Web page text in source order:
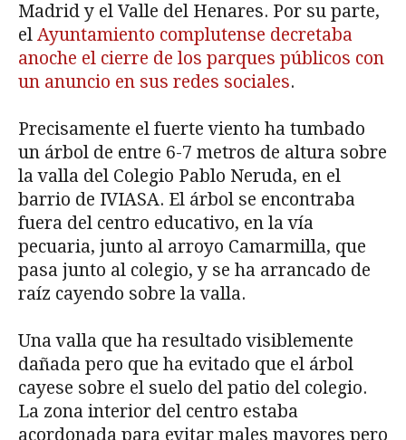
Madrid y el Valle del Henares. Por su parte,
el Ayuntamiento complutense decretaba
anoche el cierre de los parques públicos con
un anuncio en sus redes sociales.
Precisamente el fuerte viento ha tumbado
un árbol de entre 6-7 metros de altura sobre
la valla del Colegio Pablo Neruda, en el
barrio de IVIASA. El árbol se encontraba
fuera del centro educativo, en la vía
pecuaria, junto al arroyo Camarmilla, que
pasa junto al colegio, y se ha arrancado de
raíz cayendo sobre la valla.
Una valla que ha resultado visiblemente
dañada pero que ha evitado que el árbol
cayese sobre el suelo del patio del colegio.
La zona interior del centro estaba
acordonada para evitar males mayores pero